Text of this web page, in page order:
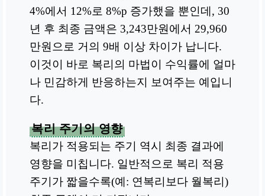
4%에서 12%로 8%p 증가했을 뿐인데, 30
년 후 최종 금액은 3,243만원에서 29,960
만원으로 거의 9배 이상 차이가 납니다.
이것이 바로 복리의 마법이 수익률에 얼마
나 민감하게 반응하는지 보여주는 예입니
다.
복리 주기의 영향
복리가 적용되는 주기 역시 최종 결과에
영향을 미칩니다. 일반적으로 복리 적용
주기가 짧을수록(예: 연복리보다 월복리)